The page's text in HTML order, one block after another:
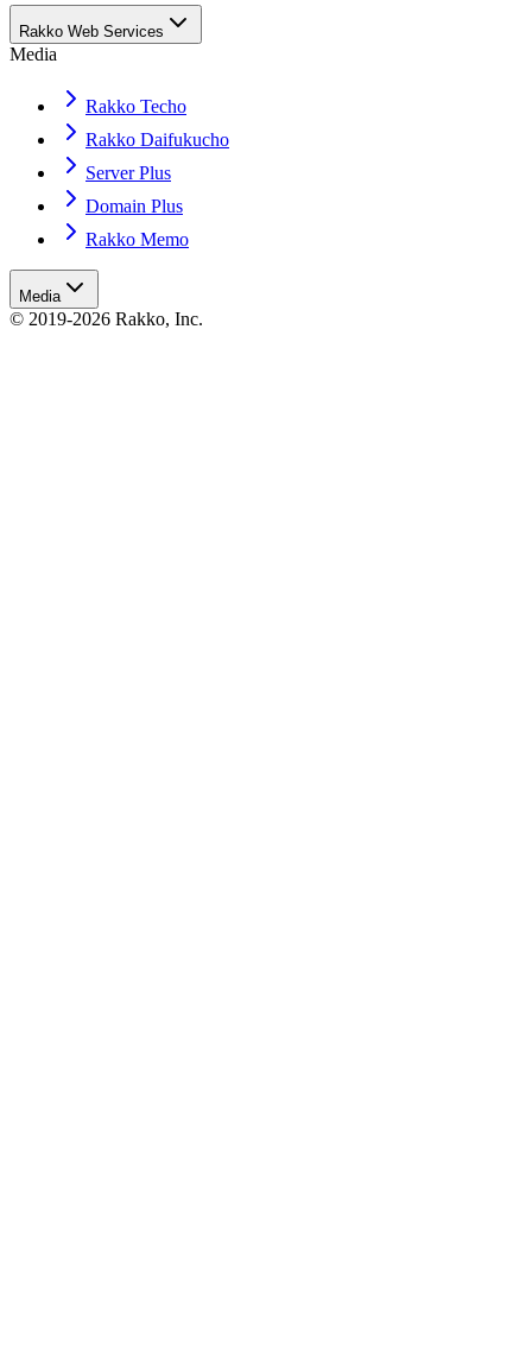
Rakko Web Services
Media
Rakko Techo
Rakko Daifukucho
Server Plus
Domain Plus
Rakko Memo
Media
© 2019-2026 Rakko, Inc.